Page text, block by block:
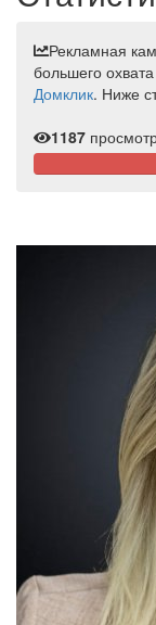
Рекламная
большего
Домклик. Ниже
1187